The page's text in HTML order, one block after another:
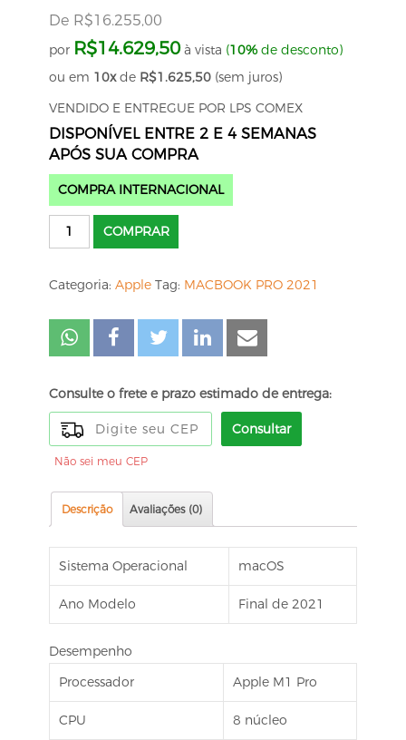
De R$16.255,00
por R$14.629,50à vista (10%de desconto)
ou em 10xde R$1.625,50 (sem juros)
VENDIDO E ENTREGUE POR LPS COMEX
DISPONÍVEL ENTRE 2 E 4 SEMANAS
APÓS SUA COMPRA
COMPRA INTERNACIONAL
Apple
MacBook
de
14,2"
com
Chip
16g/SSD
1TB
2021,
quantidade
COMPRAR
Categoria: Apple Tag: MACBOOK PRO 2021
Consulte o frete e prazo estimado de entrega:
Consultar
Não sei meu CEP
Descrição Avaliações (0)
Sistema Operacional macOS
Ano Modelo Final de 2021
Desempenho
Processador
Apple M1 Pro
CPU 8 núcleo